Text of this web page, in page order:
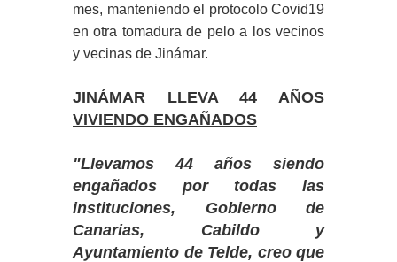
mes, manteniendo el protocolo Covid19
en otra tomadura de pelo a los vecinos
y vecinas de Jinámar.
JINÁMAR LLEVA 44 AÑOS
VIVIENDO ENGAÑADOS
"Llevamos 44 años siendo
engañados por todas las
instituciones, Gobierno de
Canarias, Cabildo y
Ayuntamiento de Telde, creo que